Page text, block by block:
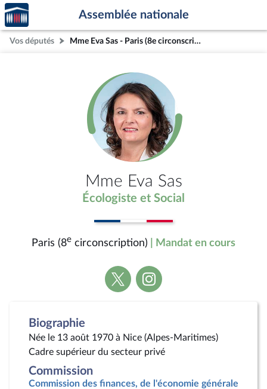
Aller au contenu
Aller en bas de la page
Accèder
à la
page
d'accueil
Assemblée nationale
Vos députés Mme Eva Sas - Paris (8e circonscription)
Mme Eva Sas
Écologiste et Social
Paris (8e circonscription) | Mandat en cours
Voir
la
Voir
la
Biographie
Née le 13 août 1970 à Nice (Alpes-Maritimes)
Cadre supérieur du secteur privé
Commission
Commission des finances, de l'économie générale